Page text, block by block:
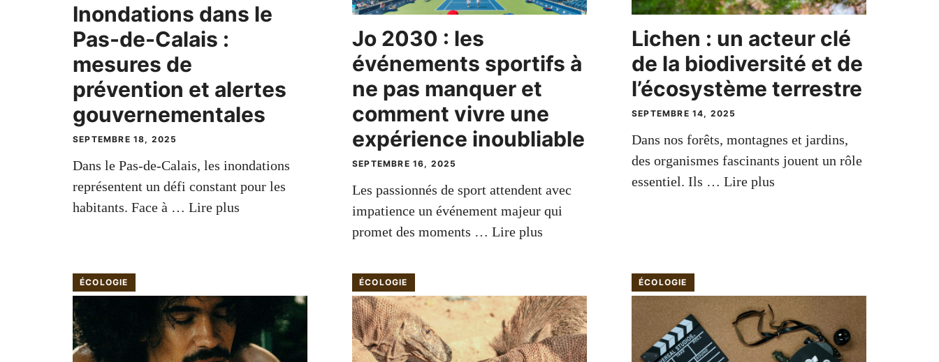
Inondations dans le
Pas-de-Calais :
mesures de
prévention et alertes
gouvernementales
SEPTEMBRE 18, 2025
Dans le Pas-de-Calais, les inondations
représentent un défi constant pour les
habitants. Face à … Lire plus
Jo 2030 : les
événements sportifs à
ne pas manquer et
comment vivre une
expérience inoubliable
SEPTEMBRE 16, 2025
Les passionnés de sport attendent avec
impatience un événement majeur qui
promet des moments … Lire plus
Lichen : un acteur clé
de la biodiversité et de
l’écosystème terrestre
SEPTEMBRE 14, 2025
Dans nos forêts, montagnes et jardins,
des organismes fascinants jouent un rôle
essentiel. Ils … Lire plus
ÉCOLOGIE ÉCOLOGIE ÉCOLOGIE